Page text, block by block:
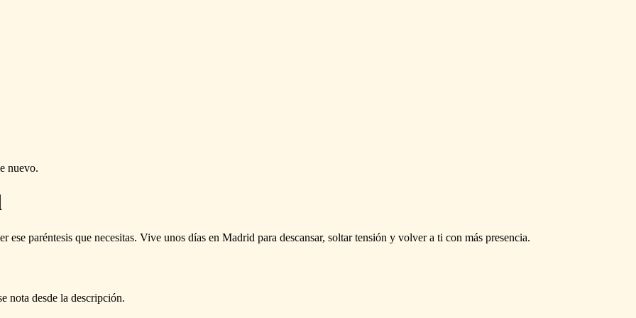
nuevo.
paréntesis que necesitas. Vive unos días en Madrid para descansar, soltar tensión y volver a ti con más presencia.
nota desde la descripción.